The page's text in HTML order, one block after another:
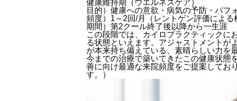
健康維持期（ウエルネスケア）
目的）健康への意欲・病気の予防・パフ
頻度）1～2回/月（レントゲン評価によ
期間）第2クール終了後以降から一生涯
この段階では、カイロプラクティックに
る状態といえます。アジャストメントが
が本来持ち備えている、素晴らしい力を
今までの治療で築いてきたこの健康状態
善に向け最適な来院頻度をご提案してお
す。）